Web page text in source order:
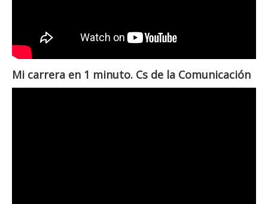
Mi carrera en 1 minuto. Cs de la Comunicación